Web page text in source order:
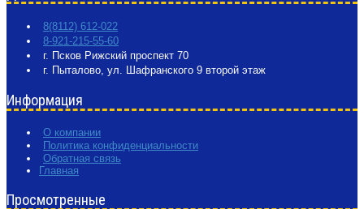
8(8112) 612-022
8-921-215-55-60
г. Псков Рижский проспект 70
г. Пыталово, ул. Шафранского 9 второй этаж
Информация
О компании
Политика конфиденциальности
Обратная связь
Главная
Просмотренные